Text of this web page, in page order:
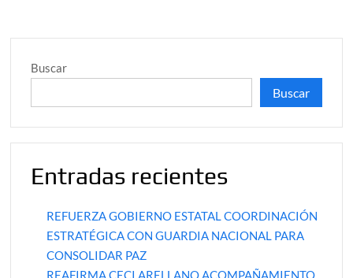
Buscar
Buscar
Entradas recientes
REFUERZA GOBIERNO ESTATAL COORDINACIÓN
ESTRATÉGICA CON GUARDIA NACIONAL PARA
CONSOLIDAR PAZ
REAFIRMA CECI ARELLANO ACOMPAÑAMIENTO